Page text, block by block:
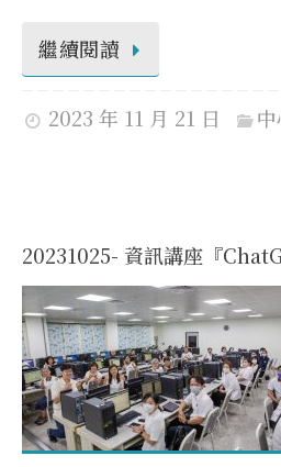
繼續閱讀
2023 年 11 月 21 日
20231025- 資訊講座『